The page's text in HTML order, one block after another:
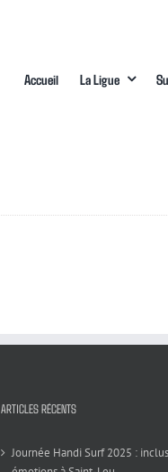
Accueil La Ligue
ARTICLES RÉCENTS
Journée Handi Surf 2025 :